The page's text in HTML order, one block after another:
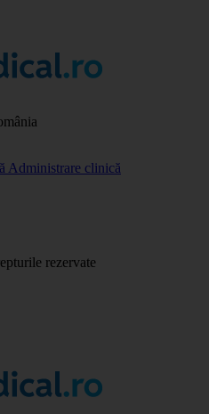
Administrare clinică
rezervate